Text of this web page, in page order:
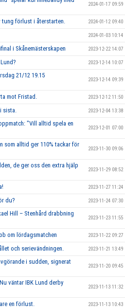
2024-01-17 09:59
tung förlust i återstarten. 2024-01-12 09:40
2024-01-03 10:14
i Skånemästerskapen 2023-12-22 14:07
2023-12-14 10:07
21/12 19.15
2023-12-14 09:39
mot Fristad. 2023-12-12 11:50
sista. 2023-12-04 13:38
"Vill alltid spela en
2023-12-01 07:00
som alltid ger 110% tackar för
2023-11-30 09:06
de ger oss den extra hjälp
2023-11-29 08:52
2023-11-27 11:24
du? 2023-11-24 07:30
Hill – Stenhård drabbning
2023-11-23 11:55
om lördagsmatchen 2023-11-22 09:27
och serievändningen. 2023-11-21 13:49
i sudden, signerat
2023-11-20 09:45
väntar IBK Lund derby
2023-11-13 11:32
en förlust. 2023-11-13 10:43